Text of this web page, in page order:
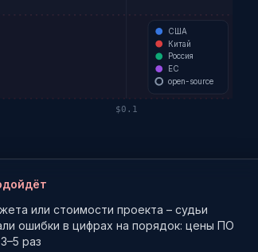
$0.1
США
Китай
Россия
ЕС
open-source
или стоимости проекта – судьи
ошибки в цифрах на порядок: цены ПО
раз